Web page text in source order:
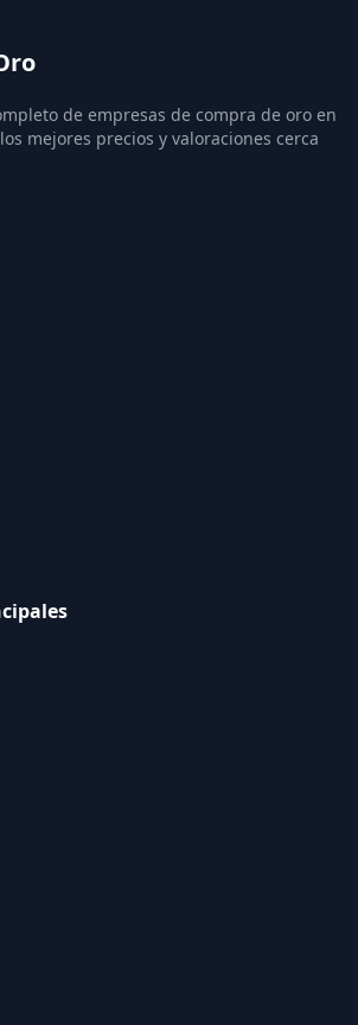
de empresas de compra de oro en
mejores precios y valoraciones cerca